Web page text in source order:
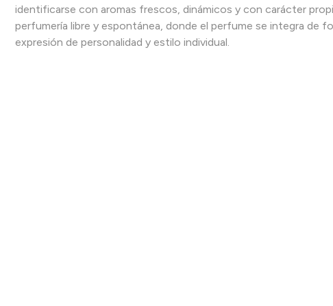
identificarse con aromas frescos, dinámicos y con carácter
perfumería libre y espontánea, donde el perfume se integra de
expresión de personalidad y estilo individual.